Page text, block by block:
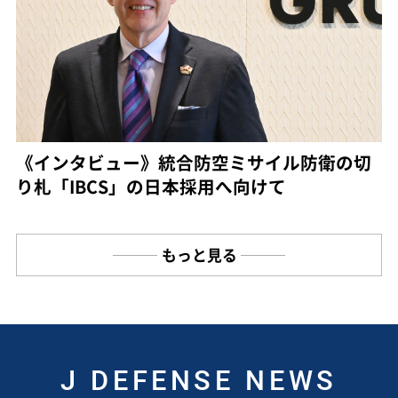
《インタビュー》統合防空ミサイル防衛の切
り札「IBCS」の日本採用へ向けて
もっと見る
J DEFENSE NEWS